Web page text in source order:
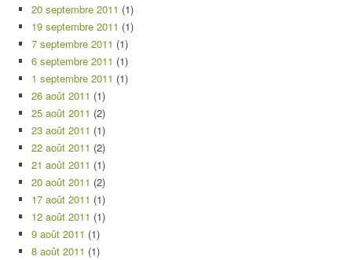
20 septembre 2011 (1)
19 septembre 2011 (1)
7 septembre 2011 (1)
6 septembre 2011 (1)
1 septembre 2011 (1)
26 août 2011 (1)
25 août 2011 (2)
23 août 2011 (1)
22 août 2011 (2)
21 août 2011 (1)
20 août 2011 (2)
17 août 2011 (1)
12 août 2011 (1)
9 août 2011 (1)
8 août 2011 (1)